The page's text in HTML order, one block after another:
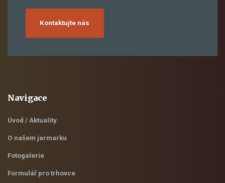
Kontaktujte nás
Navigace
Úvod / Aktuality
O našem jarmarku
Fotogalerie
Formulář pro trhovce